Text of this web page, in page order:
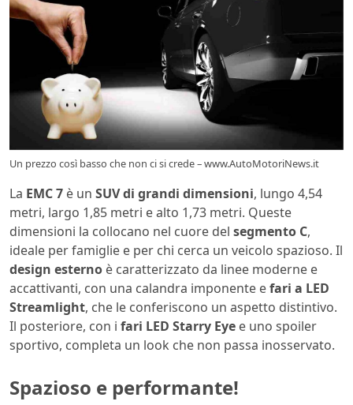
Un prezzo così basso che non ci si crede – www.AutoMotoriNews.it
La EMC 7 è un SUV di grandi dimensioni, lungo 4,54
metri, largo 1,85 metri e alto 1,73 metri. Queste
dimensioni la collocano nel cuore del segmento C,
ideale per famiglie e per chi cerca un veicolo spazioso. Il
design esterno è caratterizzato da linee moderne e
accattivanti, con una calandra imponente efari a LED
Streamlight, che le conferiscono un aspetto distintivo.
Il posteriore, con i fari LED Starry Eye e uno spoiler
sportivo, completa un look che non passa inosservato.
Spazioso e performante!